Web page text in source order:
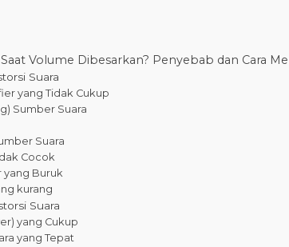
Volume Dibesarkan? Penyebab dan Cara
Suara
yang Tidak Cukup
Sumber Suara
Suara
Cocok
yang Buruk
kurang
Suara
yang Cukup
yang Tepat